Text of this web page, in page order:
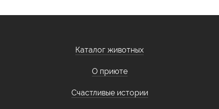
Каталог животных
О приюте
Счастливые истории